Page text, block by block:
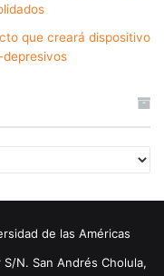
que creará dispositivo
de las Américas
N. San Andrés Cholula,